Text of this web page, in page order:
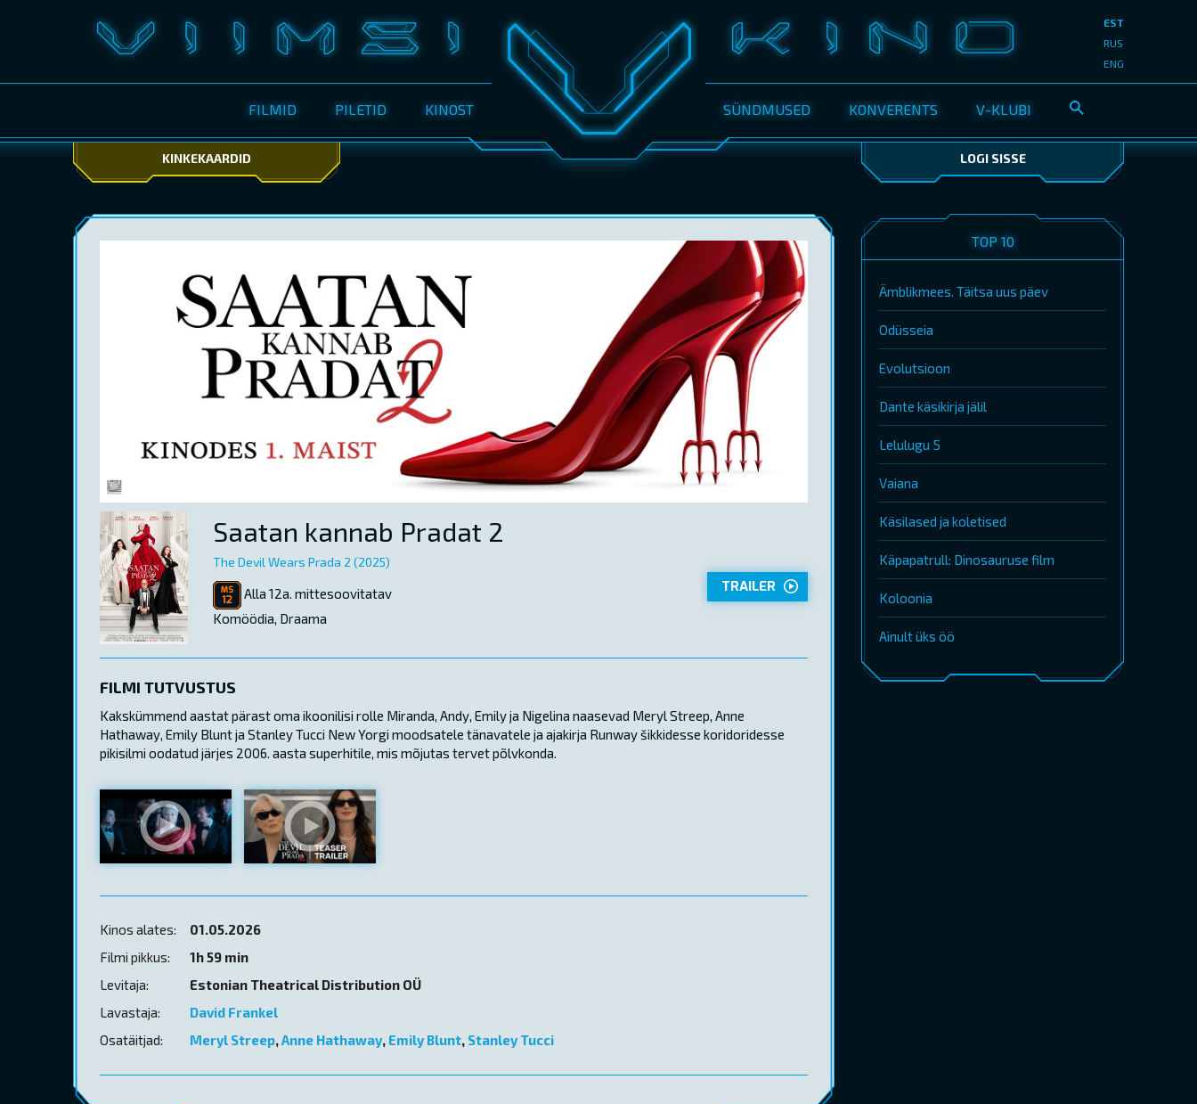
FILMID PILETID KINOST SÜNDMUSED KONVERENTS V-KLUBI
EST
RUS
ENG
KINKEKAARDID LOGI SISSE
Saatan kannab Pradat 2
The Devil Wears Prada 2 (2025)
Alla 12a. mittesoovitatav
Komöödia, Draama
TRAILER
FILMI TUTVUSTUS
Kakskümmend aastat pärast oma ikoonilisi rolle Miranda, Andy, Emily ja Nigelina naasevad Meryl Streep, Anne
Hathaway, Emily Blunt ja Stanley Tucci New Yorgi moodsatele tänavatele ja ajakirja Runway šikkidesse koridoridesse
pikisilmi oodatud järjes 2006. aasta superhitile, mis mõjutas tervet põlvkonda.
Kinos alates:
01.05.2026
Filmi pikkus:
1h 59 min
Levitaja:
Estonian Theatrical Distribution OÜ
Lavastaja:
David Frankel
Osatäitjad:
Meryl Streep,Anne Hathaway, Emily Blunt, Stanley Tucci
TOP 10
Ämblikmees. Täitsa uus päev
Odüsseia
Evolutsioon
Dante käsikirja jälil
Lelulugu 5
Vaiana
Käsilased ja koletised
Käpapatrull: Dinosauruse film
Koloonia
Ainult üks öö